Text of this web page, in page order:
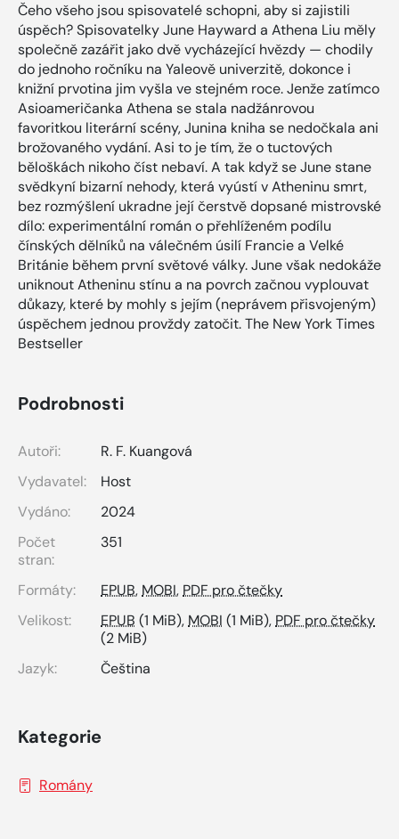
Čeho všeho jsou spisovatelé schopni, aby si zajistili
úspěch? Spisovatelky June Hayward a Athena Liu měly
společně zazářit jako dvě vycházející hvězdy — chodily
do jednoho ročníku na Yaleově univerzitě, dokonce i
knižní prvotina jim vyšla ve stejném roce. Jenže zatímco
Asioameričanka Athena se stala nadžánrovou
favoritkou literární scény, Junina kniha se nedočkala ani
brožovaného vydání. Asi to je tím, že o tuctových
běloškách nikoho číst nebaví. A tak když se June stane
svědkyní bizarní nehody, která vyústí v Atheninu smrt,
bez rozmýšlení ukradne její čerstvě dopsané mistrovské
dílo: experimentální román o přehlíženém podílu
čínských dělníků na válečném úsilí Francie a Velké
Británie během první světové války. June však nedokáže
uniknout Atheninu stínu a na povrch začnou vyplouvat
důkazy, které by mohly s jejím (neprávem přisvojeným)
úspěchem jednou provždy zatočit. The New York Times
Bestseller
Podrobnosti
Autoři:
R. F. Kuangová
Vydavatel:
Host
Vydáno:
2024
Počet
stran:
351
Formáty: EPUB,MOBI,PDF pro čtečky
Velikost:
EPUB (1 MiB),MOBI (1 MiB),PDF pro čtečky
(2 MiB)
Jazyk:
Čeština
Kategorie
Romány